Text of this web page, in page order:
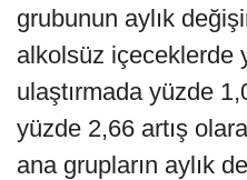
grubunun aylık
alkolsüz içeceklerde
ulaştırmada yüzde
yüzde 2,66 artış
ana grupların aylık